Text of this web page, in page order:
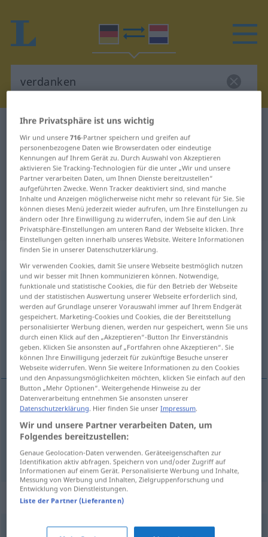
Deutsch-Niederländisch Wörterbuch
Deutsch-Niederländisch
Übersetzung für "verdanken"
"verdanken" Niederländisch
Übersetzung
„verdanken“
verdanken <verdanken>
Übersicht aller Übersetzungen
(Für mehr Details die Übersetzung anklicken/antippen)
iets aan iemand te danken hebben
Beispiele
jemandemetwasverdanken
iets aan iemand tedanken hebben
Synonyme für "verdanken"
Ihre Privatsphäre ist uns wichtig
Wir und unsere716-Partner speichern und greifen auf
personenbezogene Daten wie Browserdaten oder eindeutige
Kennungen auf Ihrem Gerät zu. Durch Auswahl von Akzeptieren
aktivieren Sie Tracking-Technologien für die unter „Wir und unsere
Partner verarbeiten Daten, um Ihnen Dienste bereitzustellen“
aufgeführten Zwecke. Wenn Tracker deaktiviert sind, sind manche
Inhalte und Anzeigen möglicherweise nicht mehr so relevant für Sie. Sie
können dieses Menü jederzeit wieder aufrufen, um Ihre Einstellungen zu
ändern oder Ihre Einwilligung zu widerrufen, indem Sie auf den Link
Privatsphäre-Einstellungen am unteren Rand der Webseite klicken. Ihre
Einstellungen gelten innerhalb unseres Website. Weitere Informationen
finden Sie in unserer Datenschutzerklärung.
Wir verwenden Cookies, damit Sie unsere Webseite bestmöglich nutzen
und wir besser mit Ihnen kommunizieren können. Notwendige,
funktionale und statistische Cookies, die für den Betrieb der Webseite
und der statistischen Auswertung unserer Webseite erforderlich sind,
werden auf Grundlage unserer Vorauswahl immer auf Ihrem Endgerät
gespeichert. Marketing-Cookies und Cookies, die der Bereitstellung
personalisierter Werbung dienen, werden nur gespeichert, wenn Sie uns
durch einen Klick auf den „Akzeptieren“-Button Ihr Einverständnis
geben. Klicken Sie ansonsten auf „Fortfahren ohne Akzeptieren“. Sie
können Ihre Einwilligung jederzeit für zukünftige Besuche unserer
Webseite widerrufen. Wenn Sie weitere Informationen zu den Cookies
und den Anpassungsmöglichkeiten möchten, klicken Sie einfach auf den
Button „Mehr Optionen“. Weitergehende Hinweise zu der
Datenverarbeitung entnehmen Sie ansonsten unserer
Datenschutzerklärung. Hier finden Sie unserImpressum.
Wir und unsere Partner verarbeiten Daten, um
Folgendes bereitzustellen:
Genaue Geolocation-Daten verwenden. Geräteeigenschaften zur
Identifikation aktiv abfragen. Speichern von und/oder Zugriff auf
Informationen auf einem Gerät. Personalisierte Werbung und Inhalte,
Messung von Werbung und Inhalten, Zielgruppenforschung und
Entwicklung von Dienstleistungen.
Liste der Partner (Lieferanten)